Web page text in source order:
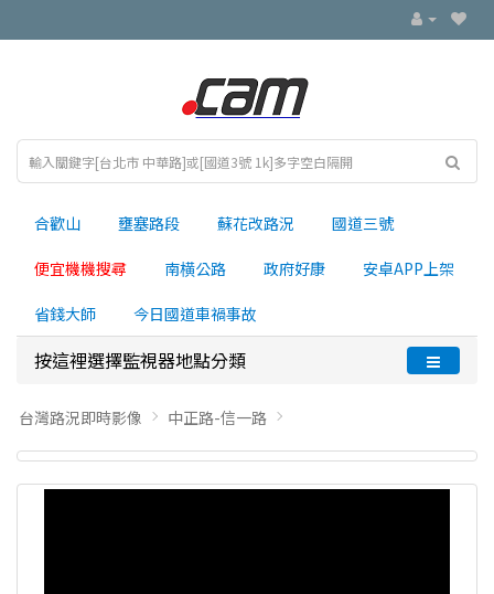
合歡山 壅塞路段 蘇花改路況 國道三號
便宜機機搜尋 南横公路 政府好康 安卓APP上架
省錢大師 今日國道車禍事故
按這裡選擇監視器地點分類
台灣路況即時影像 中正路-信一路